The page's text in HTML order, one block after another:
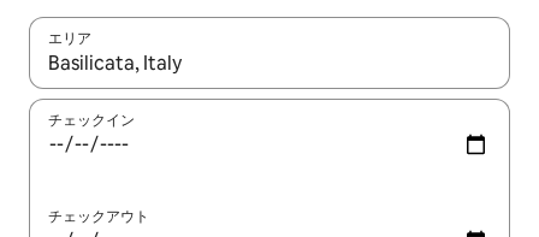
エリア
検索結果が表示されたら、上下の矢印キーを使って移動するか
チェックイン
チェックアウト